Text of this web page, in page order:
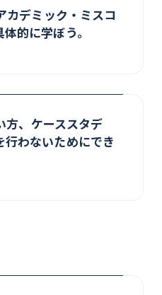
カデミック・ミスコ
的に学ぼう。
方、ケーススタデ
わないためにでき